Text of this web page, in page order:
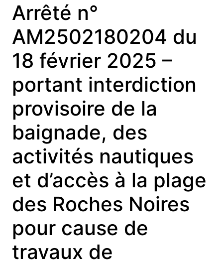
Arrêté n°
AM2502180204 du
18 février 2025 –
portant interdiction
provisoire de la
baignade, des
activités nautiques
et d’accès à la plage
des Roches Noires
pour cause de
travaux de